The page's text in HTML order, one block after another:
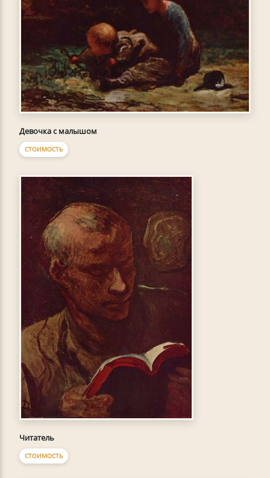
Девочка с малышом
СТОИМОСТЬ
Читатель
СТОИМОСТЬ